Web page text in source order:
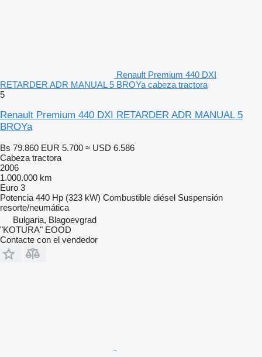
Renault Premium 440 DXI
RETARDER ADR MANUAL 5 BROYa cabeza tractora
5
Renault Premium 440 DXI RETARDER ADR MANUAL 5
BROYa
Bs 79.860 EUR 5.700 ≈ USD 6.586
Cabeza tractora
2006
1.000.000 km
Euro 3
Potencia 440 Hp (323 kW) Combustible diésel Suspensión
resorte/neumática
Bulgaria, Blagoevgrad
"KOTURA" EOOD
Contacte con el vendedor